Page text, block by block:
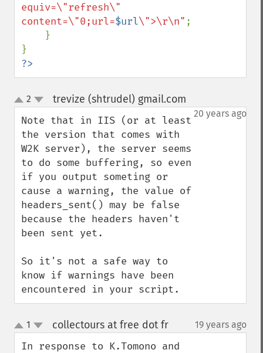
equiv=\"refresh\"
content=\"0;url=$url\">\r\n" ;
?>
up
down
2 trevize (shtrudel) gmail.com
20 years ago
Note that in IIS (or at least
the version that comes with
W2K server), the server seems
to do some buffering, so even
if you output someting or
cause a warning, the value of
headers_sent() may be false
because the headers haven't
been sent yet.
So it's not a safe way to
know if warnings have been
encountered in your script.
up
down
1 collectours at free dot fr¶ 19 years ago
In response to K.Tomono and